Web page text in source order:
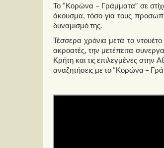
Το “Κορώνα – Γράμματα” σε
άκουσμα, τόσο για τους
δυναμισμό της.
Τέσσερα χρόνια μετά το
ακροατές, την μετέπειτα
Κρήτη και τις επιλεγμένες
αναζητήσεις με το “Κορώνα –